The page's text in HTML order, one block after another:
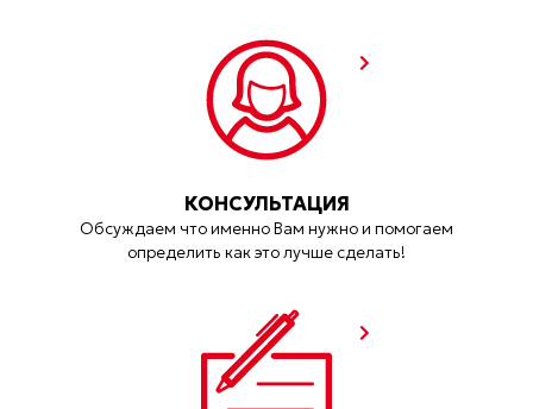
КОНСУЛЬТАЦИЯ
Обсуждаем что именно Вам нужно и помогаем
определить как это лучше сделать!